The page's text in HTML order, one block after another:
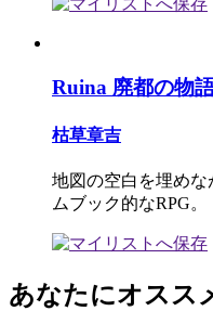
Ruina 廃都の物
枯草章吉
地図の空白を埋め
ムブック的なRPG。
あなたにオスス